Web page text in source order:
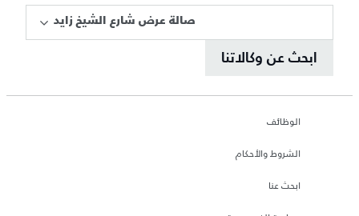
صالة عرض شارع الشيخ زايد
ابحث عن وكالاتنا
الوظائف
الشروط والأحكام
ابحث عنا